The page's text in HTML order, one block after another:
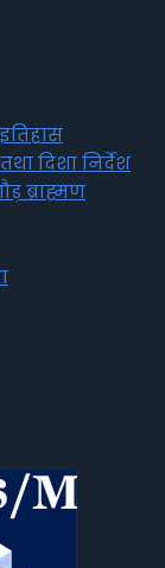
दिशा निर्देश
ब्राह्मण